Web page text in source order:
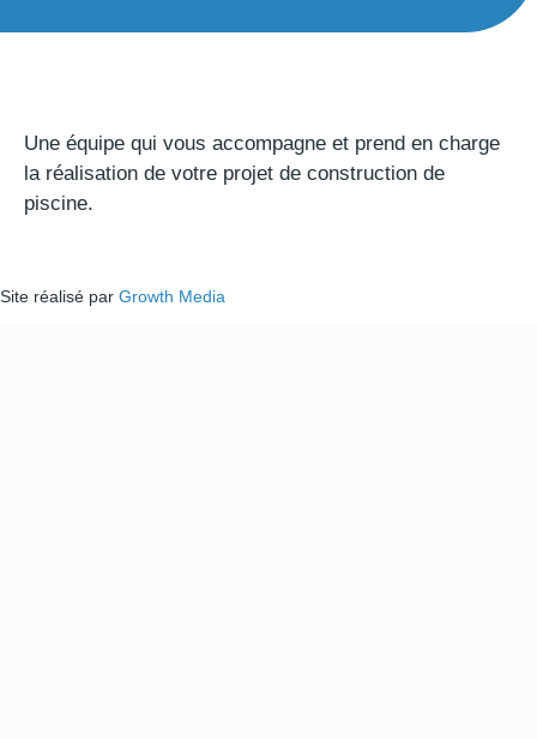
Une équipe qui vous accompagne et prend en charge
la réalisation de votre projet de construction de
piscine.
Site réalisé par Growth Media